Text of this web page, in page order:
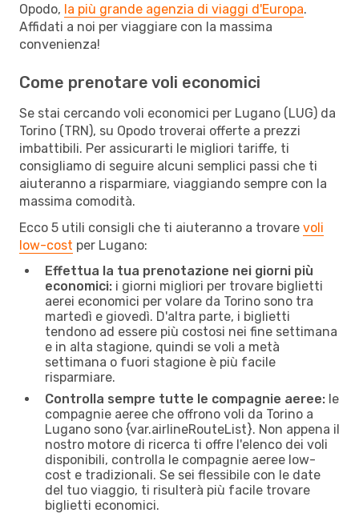
Opodo, la più grande agenzia di viaggi d'Europa.
Affidati a noi per viaggiare con la massima
convenienza!
Come prenotare voli economici
Se stai cercando voli economici per Lugano (LUG) da
Torino (TRN), su Opodo troverai offerte a prezzi
imbattibili. Per assicurarti le migliori tariffe, ti
consigliamo di seguire alcuni semplici passi che ti
aiuteranno a risparmiare, viaggiando sempre con la
massima comodità.
Ecco 5 utili consigli che ti aiuteranno a trovare voli
low-cost per Lugano:
Effettua la tua prenotazione nei giorni più
economici: i giorni migliori per trovare biglietti
aerei economici per volare da Torino sono tra
martedì e giovedì. D'altra parte, i biglietti
tendono ad essere più costosi nei fine settimana
e in alta stagione, quindi se voli a metà
settimana o fuori stagione è più facile
risparmiare.
Controlla sempre tutte le compagnie aeree: le
compagnie aeree che offrono voli da Torino a
Lugano sono {​var.airlineRouteList}. Non appena il
nostro motore di ricerca ti offre l'elenco dei voli
disponibili, controlla le compagnie aeree low-
cost e tradizionali. Se sei flessibile con le date
del tuo viaggio, ti risulterà più facile trovare
biglietti economici.